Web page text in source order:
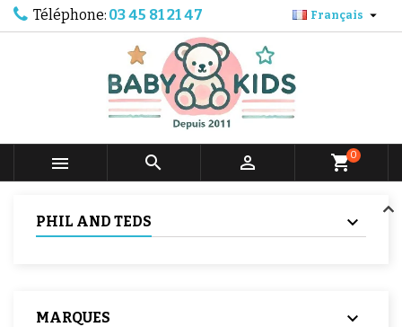
Téléphone: 03 45 81 21 47 Français 
   shopping_cart0
PHIL AND TEDS
MARQUES